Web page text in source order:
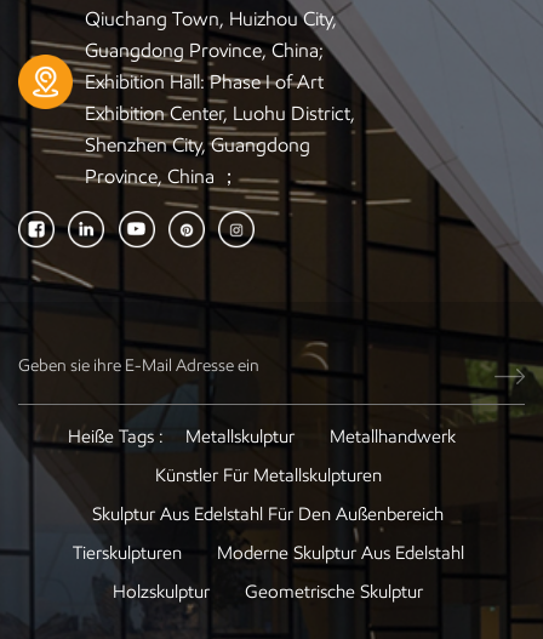
Qiuchang Town, Huizhou City,
Guangdong Province, China;
Exhibition Hall: Phase I of Art
Exhibition Center, Luohu District,
Shenzhen City, Guangdong
Province, China ；
Heiße Tags : Metallskulptur
Metallhandwerk
Künstler Für Metallskulpturen
Skulptur Aus Edelstahl Für Den Außenbereich
Tierskulpturen
Moderne Skulptur Aus Edelstahl
Holzskulptur
Geometrische Skulptur